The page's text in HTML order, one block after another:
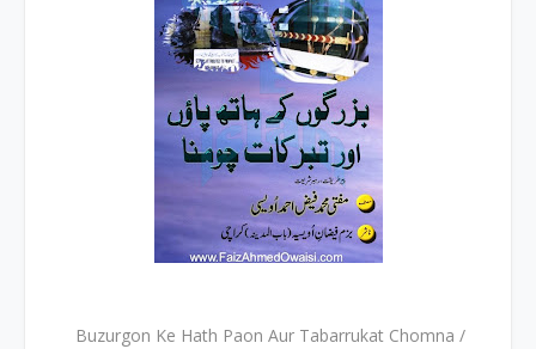
Buzurgon Ke Hath Paon Aur Tabarrukat Chomna /